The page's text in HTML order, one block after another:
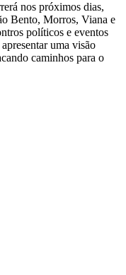
nos próximos dias,
Bento, Morros, Viana e
políticos e eventos
uma visão
caminhos para o